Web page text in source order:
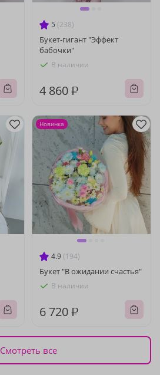
5 (238)
Букет-гигант "Эффект
бабочки"
В наличии
4 860 ₽
4.9 (194)
Букет "В ожидании счастья"
В наличии
6 720 ₽
Новинка
Смотреть все